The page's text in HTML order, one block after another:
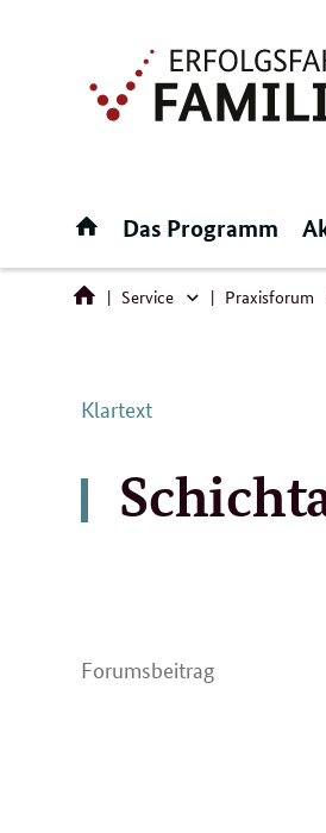
Startseite
Das Programm
Service ServicePraxisforum
Klartext
Forumsbeitrag